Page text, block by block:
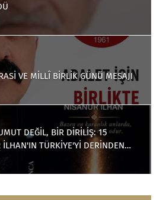
VE MİLLÎ BİRLİK GÜNÜ MESAJI
DEĞİL, BİR DİRİLİŞ: 15
TÜRKİYE'Yİ DERİNDEN